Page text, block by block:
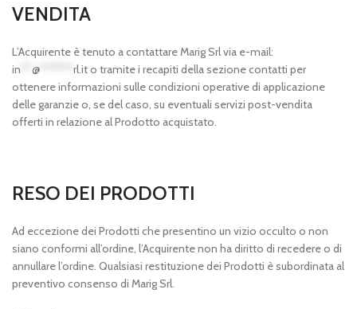
VENDITA
L’Acquirente è tenuto a contattare Marig Srl via e-mail:
in
@ rl.ito tramite i recapiti della sezione contatti per
ottenere informazioni sulle condizioni operative di applicazione
delle garanzie o, se del caso, su eventuali servizi post-vendita
offerti in relazione al Prodotto acquistato.
RESO DEI PRODOTTI
Ad eccezione dei Prodotti che presentino un vizio occulto o non
siano conformi all’ordine, l’Acquirente non ha diritto di recedere o di
annullare l’ordine. Qualsiasi restituzione dei Prodotti è subordinata al
preventivo consenso di Marig Srl.